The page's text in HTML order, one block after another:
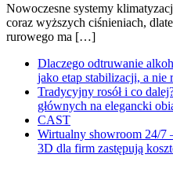
Nowoczesne systemy
coraz wyższych ciśnieniach,
rurowego ma […]
Dlaczego odtruwanie
jako etap stabilizacji, a nie
Tradycyjny rosół i co
głównych na elegancki
CAST
Wirtualny showroom 24/7
3D dla firm zastępują